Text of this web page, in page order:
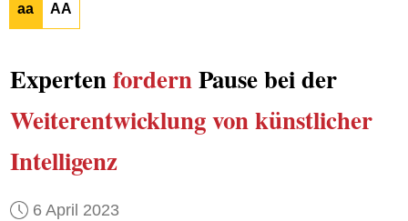
aa AA
ExpertenfordernPause bei der
Weiterentwicklungvon künstlicher
Intelligenz
6 April 2023